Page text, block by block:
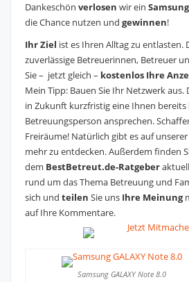
Dankeschön verlosen wir ein
die Chance nutzen und gewinnen!
Ihr Ziel ist es Ihren Alltag zu entlasten.
zuverlässige Betreuerinnen, Betreuer
Sie – jetzt gleich – kostenlos Ihre
Mein Tipp: Bauen Sie Ihr Netzwerk aus.
in Zukunft kurzfristig eine Ihnen
Betreuungsperson ansprechen.
Freiräume! Natürlich gibt es auf
mehr zu entdecken. Außerdem finden
dem BestBetreut.de-Ratgeber
rund um das Thema Betreuung und
sich und teilen Sie uns Ihre Meinung
auf Ihre Kommentare.
Samsung GALAXY Note 8.0